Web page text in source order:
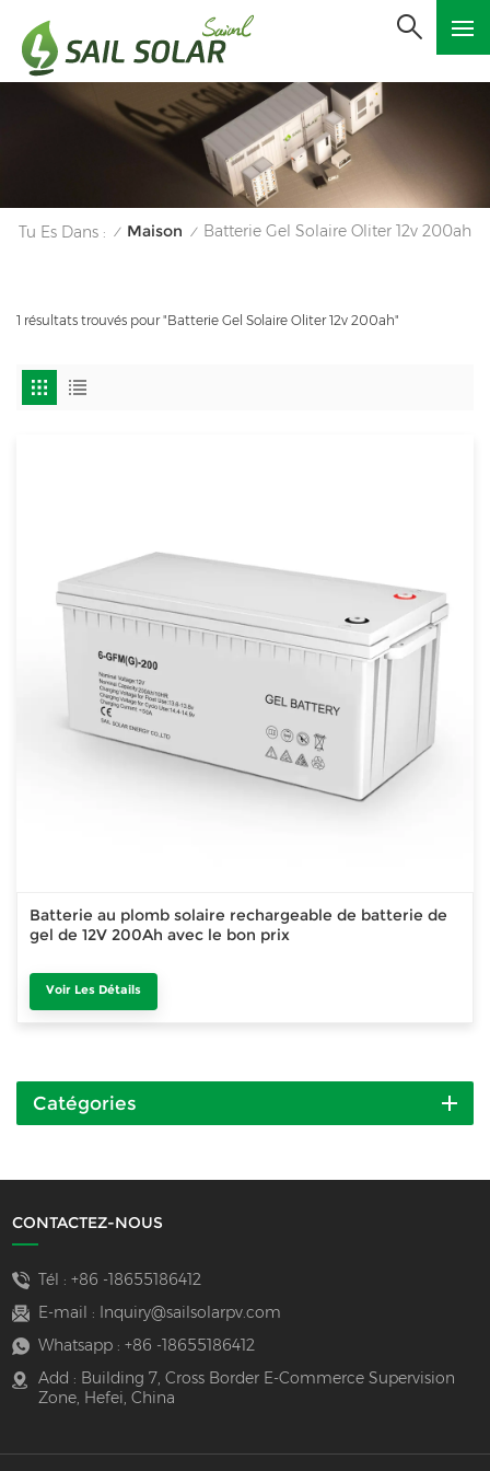
Tu Es Dans : / Maison / Batterie Gel Solaire Oliter 12v 200ah
1 résultats trouvés pour "Batterie Gel Solaire Oliter 12v 200ah"
Batterie au plomb solaire rechargeable de batterie de
gel de 12V 200Ah avec le bon prix
Voir Les Détails
Catégories
CONTACTEZ-NOUS
Tél : +86 -18655186412
E-mail :
Inquiry@sailsolarpv.com
Whatsapp : +86 -18655186412
Add : Building 7, Cross Border E-Commerce Supervision
Zone, Hefei, China